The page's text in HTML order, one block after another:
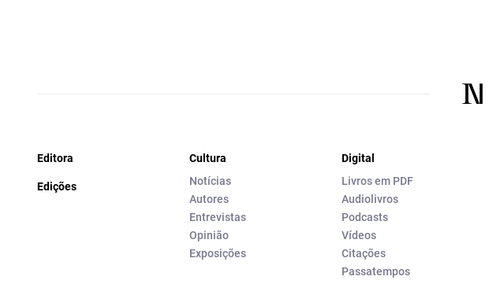
Editora
Edições
Cultura
Notícias
Autores
Entrevistas
Opinião
Exposições
Digital
Livros em PDF
Audiolivros
Podcasts
Vídeos
Citações
Passatempos